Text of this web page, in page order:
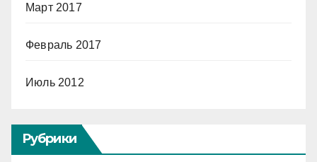
Март 2017
Февраль 2017
Июль 2012
Рубрики